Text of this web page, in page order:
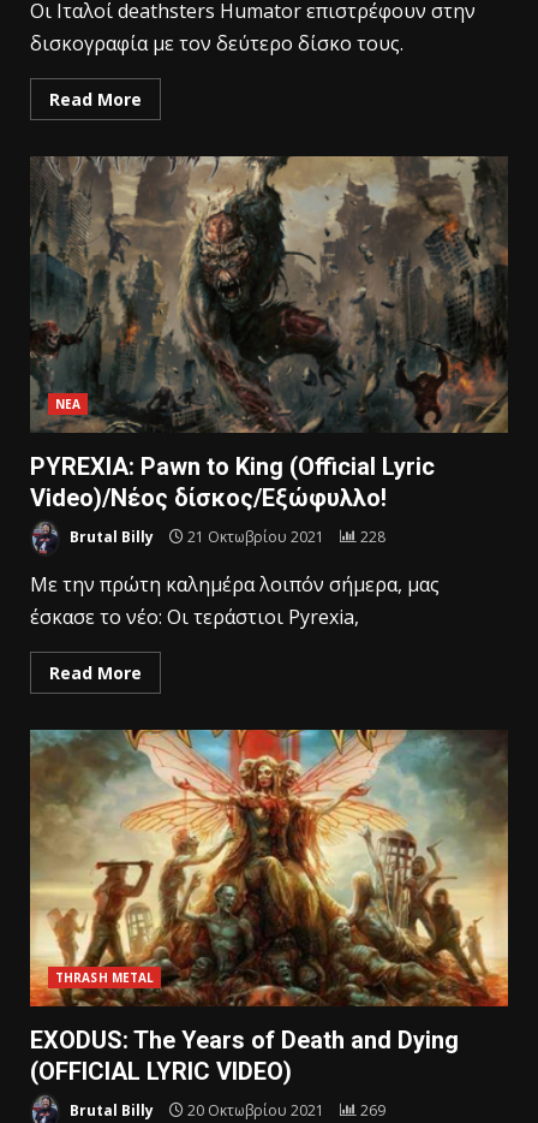
Oι Ιταλοί deathsters Humator επιστρέφουν στην
δισκογραφία με τον δεύτερο δίσκο τους.
Read More
ΝΕΑ
PYREXIA: Pawn to King (Official Lyric
Video)/Νέος δίσκος/Εξώφυλλο!
Brutal Billy 21 Οκτωβρίου 2021 228
Με την πρώτη καλημέρα λοιπόν σήμερα, μας
έσκασε το νέο: Οι τεράστιοι Pyrexia,
Read More
THRASH METAL
EXODUS: The Years of Death and Dying
(OFFICIAL LYRIC VIDEO)
Brutal Billy 20 Οκτωβρίου 2021 269